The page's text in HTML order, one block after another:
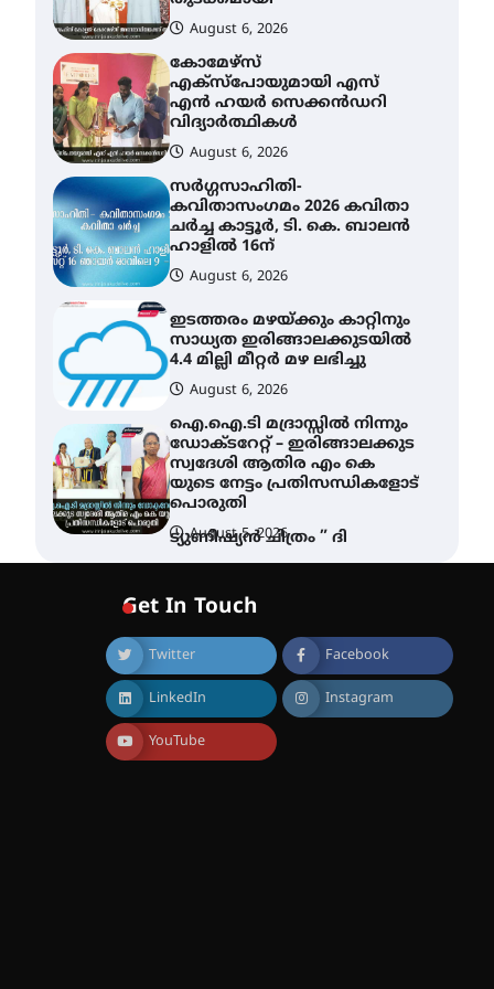
August 6, 2026
കോമേഴ്സ്
എക്സ്പോയുമായി എസ്
എൻ ഹയർ സെക്കൻഡറി
വിദ്യാർത്ഥികൾ
August 6, 2026
സർഗ്ഗസാഹിതി-
കവിതാസംഗമം 2026 കവിതാ
ചർച്ച കാട്ടൂർ, ടി. കെ. ബാലൻ
ഹാളിൽ 16ന്
August 6, 2026
ഇടത്തരം മഴയ്ക്കും കാറ്റിനും
സാധ്യത ഇരിങ്ങാലക്കുടയിൽ
4.4 മില്ലി മീറ്റർ മഴ ലഭിച്ചു
August 6, 2026
ഐ.ഐ.ടി മദ്രാസ്സിൽ നിന്നും
ഡോക്ടറേറ്റ് – ഇരിങ്ങാലക്കുട
സ്വദേശി ആതിര എം കെ
യുടെ നേട്ടം പ്രതിസന്ധികളോട്
പൊരുതി
August 5, 2026
ട്യുണീഷ്യൻ ചിത്രം ” ദി
സൊസൈറ്റി ആഗസ്റ്റ് 7
വെള്ളിയാഴ്ച സ്‌ക്രീൻ
ചെയ്യുന്നു
August 6, 2026
സെന്റ് ജോസഫ്സ് കോളജ്
കോമേഴ്‌സ്
അസോസിയേഷന്
തുടക്കമായി
Get In Touch
Twitter Facebook
LinkedIn Instagram
YouTube